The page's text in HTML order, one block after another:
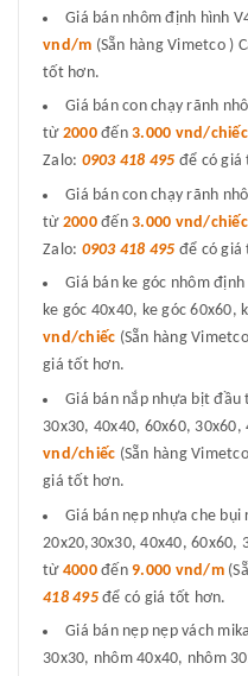
Giá bán nhôm định hình
vnd/m (Sẵn hàng Vimetco )
tốt hơn.
Giá bán con chạy rãnh
từ 2000đến 3.000 vnd/chiếc
Zalo: 0903 418 495 để có giá
Giá bán con chạy rãnh
từ 2000đến 3.000 vnd/chiếc
Zalo: 0903 418 495 để có giá
Giá bán ke góc nhôm
ke góc 40x40, ke góc 60x60,
vnd/chiếc (Sẵn hàng
giá tốt hơn.
Giá bán nắp nhựa bịt đầu
30x30, 40x40, 60x60,
vnd/chiếc (Sẵn hàng
giá tốt hơn.
Giá bán nẹp nhựa che
20x20,30x30, 40x40, 60x60,
từ 4000đến 9.000 vnd/m
418 495để có giá tốt hơn.
Giá bán nẹp nẹp vách
30x30, nhôm 40x40, nhôm